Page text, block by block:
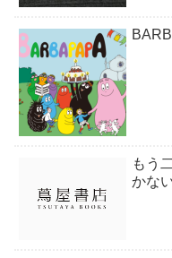
もう
かな